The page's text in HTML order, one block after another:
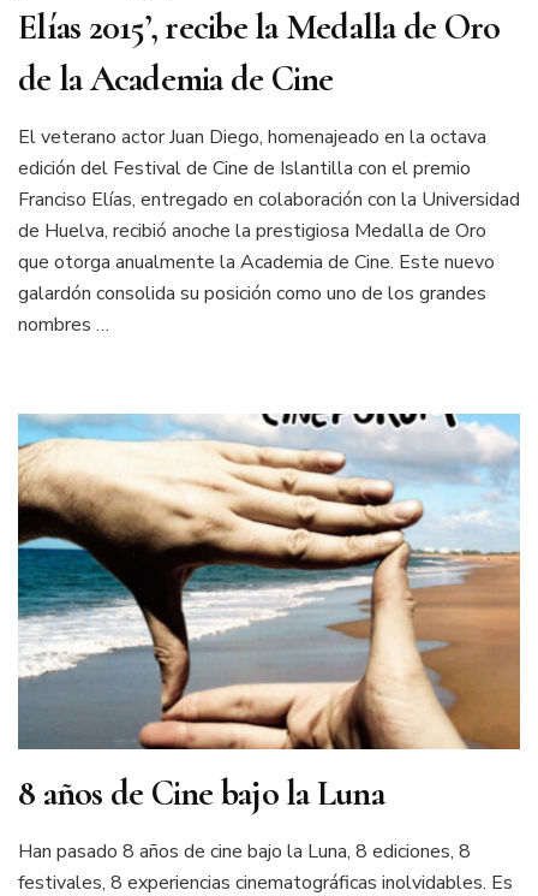
Elías 2015’, recibe la Medalla de Oro
de la Academia de Cine
El veterano actor Juan Diego, homenajeado en la octava
edición del Festival de Cine de Islantilla con el premio
Franciso Elías, entregado en colaboración con la Universidad
de Huelva, recibió anoche la prestigiosa Medalla de Oro
que otorga anualmente la Academia de Cine. Este nuevo
galardón consolida su posición como uno de los grandes
nombres …
8 años de Cine bajo la Luna
Han pasado 8 años de cine bajo la Luna, 8 ediciones, 8
festivales, 8 experiencias cinematográficas inolvidables. Es